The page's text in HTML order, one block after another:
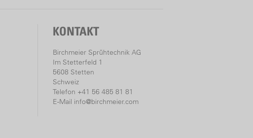
KONTAKT
Birchmeier Sprühtechnik AG
Im Stetterfeld 1
5608 Stetten
Schweiz
Telefon +41 56 485 81 81
E-Mail info@birchmeier.com